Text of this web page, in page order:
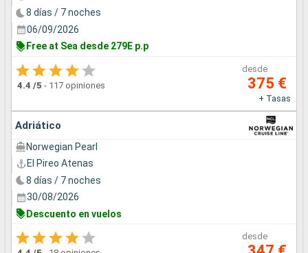
8 días / 7 noches
06/09/2026
Free at Sea desde 279E p.p
4.4 /5 - 117 opiniones
desde
375 €
+ Tasas
Adriático
Norwegian Pearl
El Pireo Atenas
8 días / 7 noches
30/08/2026
Descuento en vuelos
desde